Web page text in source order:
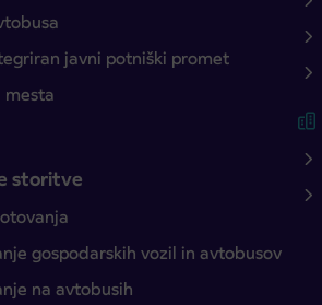
javni potniški promet
mesta
storitve
gospodarskih vozil in avtobusov
na avtobusih